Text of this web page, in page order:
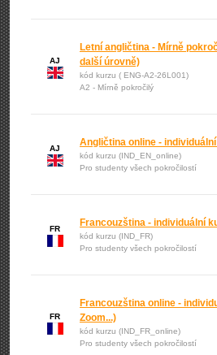
AJ
Letní angličtina - Mírně
další úrovně)
kód kurzu ( ENG-A2-26L001)
A2 - Mírně pokročilý
AJ
Angličtina online -
kód kurzu (IND_EN_online)
Pro studenty všech pokročilostí
FR
Francouzština - individuální
kód kurzu (IND_FR)
Pro studenty všech pokročilostí
FR
Francouzština online -
Zoom...)
kód kurzu (IND_FR_online)
Pro studenty všech pokročilostí